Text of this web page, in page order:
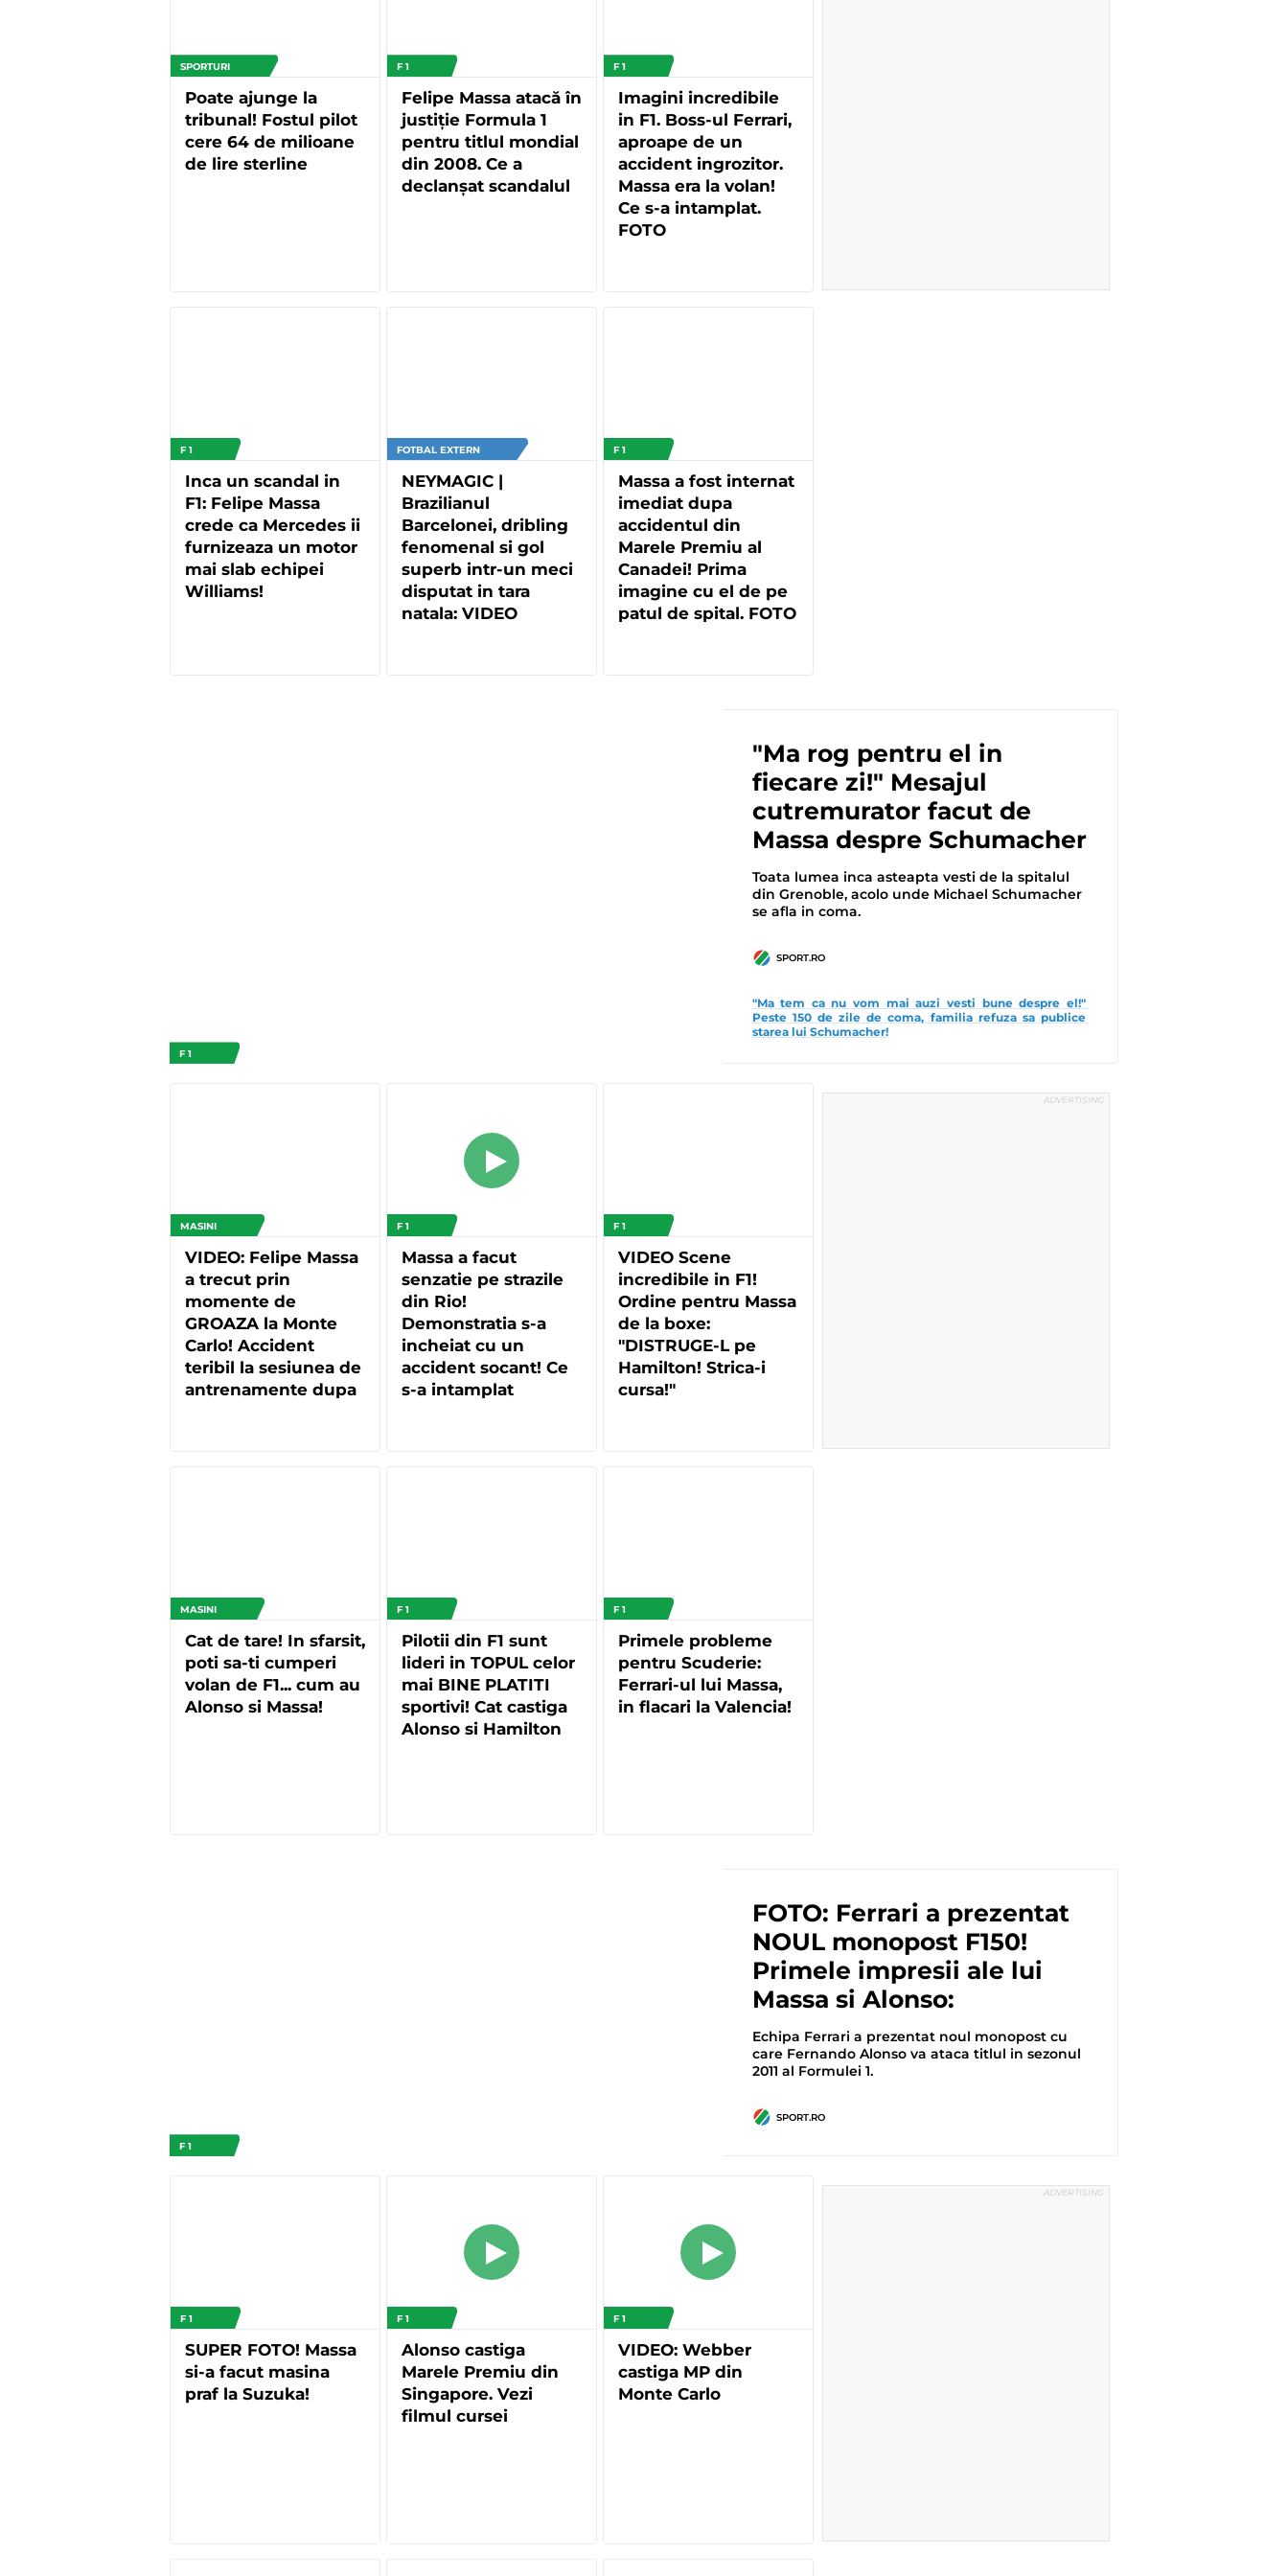
SPORTURI
Poate ajunge la
tribunal! Fostul pilot
cere 64 de milioane
de lire sterline
F 1
Felipe Massa atacă în
justiţie Formula 1
pentru titlul mondial
din 2008. Ce a
declanșat scandalul
F 1
Imagini incredibile
in F1. Boss-ul Ferrari,
aproape de un
accident ingrozitor.
Massa era la volan!
Ce s-a intamplat.
FOTO
F 1
Inca un scandal in
F1: Felipe Massa
crede ca Mercedes ii
furnizeaza un motor
mai slab echipei
Williams!
FOTBAL EXTERN
NEYMAGIC |
Brazilianul
Barcelonei, dribling
fenomenal si gol
superb intr-un meci
disputat in tara
natala: VIDEO
F 1
Massa a fost internat
imediat dupa
accidentul din
Marele Premiu al
Canadei! Prima
imagine cu el de pe
patul de spital. FOTO
F 1
"Ma rog pentru el in
fiecare zi!" Mesajul
cutremurator facut de
Massa despre Schumacher
Toata lumea inca asteapta vesti de la spitalul
din Grenoble, acolo unde Michael Schumacher
se afla in coma.
SPORT.RO
"Ma tem ca nu vom mai auzi vesti bune despre el!"
Peste 150 de zile de coma, familia refuza sa publice
starea lui Schumacher!
MASINI
VIDEO: Felipe Massa
a trecut prin
momente de
GROAZA la Monte
Carlo! Accident
teribil la sesiunea de
antrenamente dupa
F 1
Massa a facut
senzatie pe strazile
din Rio!
Demonstratia s-a
incheiat cu un
accident socant! Ce
s-a intamplat
F 1
VIDEO Scene
incredibile in F1!
Ordine pentru Massa
de la boxe:
"DISTRUGE-L pe
Hamilton! Strica-i
cursa!"
MASINI
Cat de tare! In sfarsit,
poti sa-ti cumperi
volan de F1... cum au
Alonso si Massa!
F 1
Pilotii din F1 sunt
lideri in TOPUL celor
mai BINE PLATITI
sportivi! Cat castiga
Alonso si Hamilton
F 1
Primele probleme
pentru Scuderie:
Ferrari-ul lui Massa,
in flacari la Valencia!
F 1
FOTO: Ferrari a prezentat
NOUL monopost F150!
Primele impresii ale lui
Massa si Alonso:
Echipa Ferrari a prezentat noul monopost cu
care Fernando Alonso va ataca titlul in sezonul
2011 al Formulei 1.
SPORT.RO
F 1
SUPER FOTO! Massa
si-a facut masina
praf la Suzuka!
F 1
Alonso castiga
Marele Premiu din
Singapore. Vezi
filmul cursei
F 1
VIDEO: Webber
castiga MP din
Monte Carlo